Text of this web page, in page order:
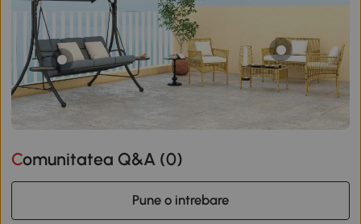
Comunitatea Q&A (0)
Pune o intrebare